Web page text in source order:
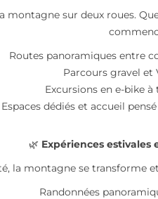
montagne sur deux roues.
Routes panoramiques entre
Parcours gravel et
Excursions en e-bike
Espaces dédiés et accueil
🌿 Expériences
la montagne se transforme
Randonnées